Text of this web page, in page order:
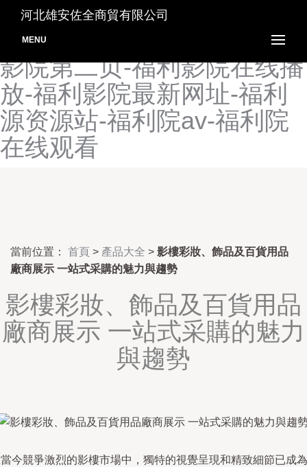
福利影院-福利影院2P-福利
影院97-福利影院导航-福利
影院第二页-福利影院在线播
放-福利影院最新网址-福利
源资源站-福利院av-福利院
在线观看
河北雄安佐全商貿有限公司
MENU
當前位置： 首頁 > 產品大全 > 影樓彩妝、飾品及百貨用品
廠商展示 一站式采購的魅力與趨勢
影樓彩妝、飾品及百貨用品
廠商展示 一站式采購的魅力
與趨勢
今競爭激烈的影樓市場中，獨特的視覺呈現和精致細節已成為